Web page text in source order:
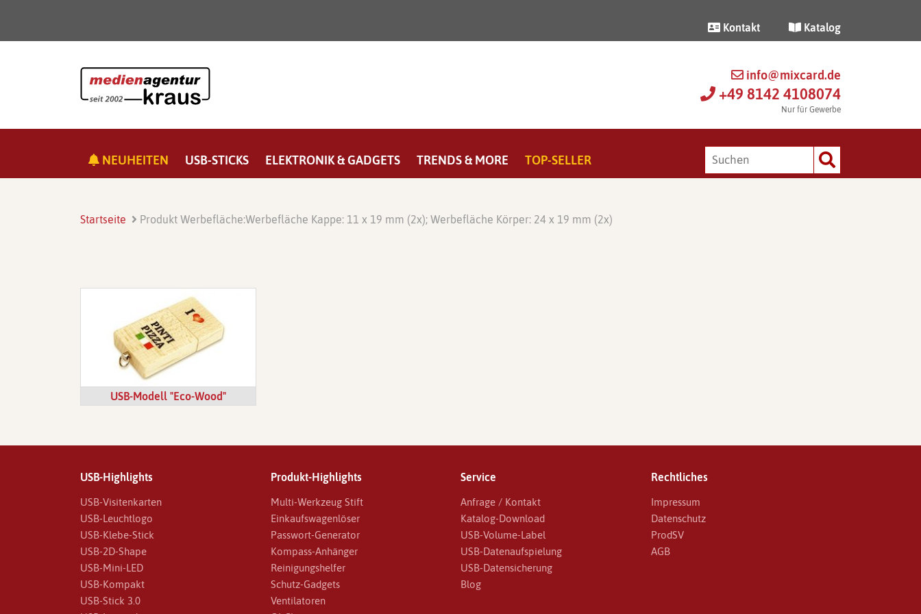
Kontakt Katalog
info@mixcard.de
+49 8142 4108074
Nur für Gewerbe
NEUHEITEN USB-STICKS ELEKTRONIK & GADGETS TRENDS & MORE TOP-SELLER
Startseite Produkt Werbefläche:Werbefläche Kappe: 11 x 19 mm (2x); Werbefläche Körper: 24 x 19 mm (2x)
USB-Modell "Eco-Wood"
USB-Highlights
USB-Visitenkarten
USB-Leuchtlogo
USB-Klebe-Stick
USB-2D-Shape
USB-Mini-LED
USB-Kompakt
USB-Stick 3.0
Produkt-Highlights
Multi-Werkzeug Stift
Einkaufswagenlöser
Passwort-Generator
Kompass-Anhänger
Reinigungshelfer
Schutz-Gadgets
Ventilatoren
Service
Anfrage / Kontakt
Katalog-Download
USB-Volume-Label
USB-Datenaufspielung
USB-Datensicherung
Blog
Rechtliches
Impressum
Datenschutz
ProdSV
AGB